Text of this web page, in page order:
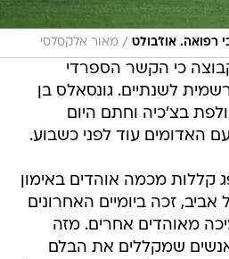
רפואה. אוז'בולט / מאור אלקסלסי
כי הקשר הספרדי
לשנתיים. גונסאלס בן
בצ'כיה וחתם היום
האדומים עוד לפני כשבוע.
קללות מכמה אוהדים באימון
זכה ביומיים האחרונים
מאוהדים אחרים. מזה
שמקללים את הבלם